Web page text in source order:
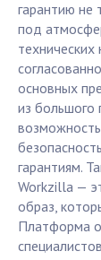
гарантию не
под
основных
из большого
гарантиям.
Workzilla —
образ,
Платформа